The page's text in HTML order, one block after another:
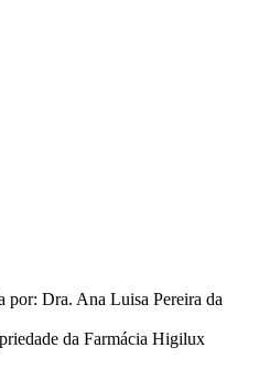
por: Dra. Ana Luisa Pereira da
da Farmácia Higilux